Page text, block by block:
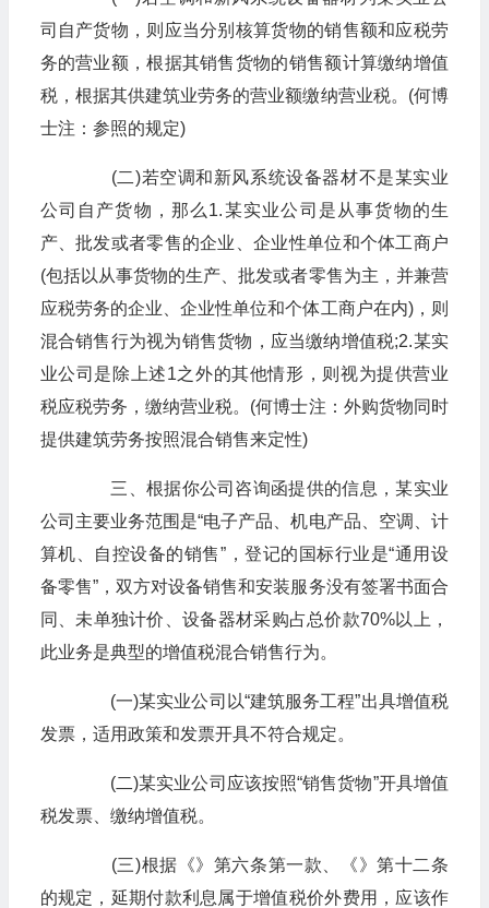
司自产货物，则应当分别核算货物的销售额和应税劳
务的营业额，根据其销售货物的销售额计算缴纳增值
税，根据其供建筑业劳务的营业额缴纳营业税。(何博
士注：参照的规定)
(二)若空调和新风系统设备器材不是某实业
公司自产货物，那么1.某实业公司是从事货物的生
产、批发或者零售的企业、企业性单位和个体工商户
(包括以从事货物的生产、批发或者零售为主，并兼营
应税劳务的企业、企业性单位和个体工商户在内)，则
混合销售行为视为销售货物，应当缴纳增值税;2.某实
业公司是除上述1之外的其他情形，则视为提供营业
税应税劳务，缴纳营业税。(何博士注：外购货物同时
提供建筑劳务按照混合销售来定性)
三、根据你公司咨询函提供的信息，某实业
公司主要业务范围是“电子产品、机电产品、空调、计
算机、自控设备的销售”，登记的国标行业是“通用设
备零售”，双方对设备销售和安装服务没有签署书面合
同、未单独计价、设备器材采购占总价款70%以上，
此业务是典型的增值税混合销售行为。
(一)某实业公司以“建筑服务工程”出具增值税
发票，适用政策和发票开具不符合规定。
(二)某实业公司应该按照“销售货物”开具增值
税发票、缴纳增值税。
(三)根据《》第六条第一款、《》第十二条
的规定，延期付款利息属于增值税价外费用，应该作